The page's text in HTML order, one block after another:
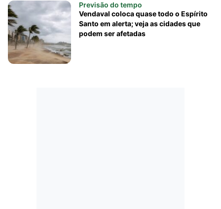
Previsão do tempo
Vendaval coloca quase todo o Espírito
Santo em alerta; veja as cidades que
podem ser afetadas